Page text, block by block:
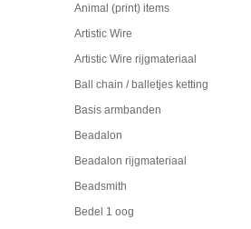
Animal (print) items
Artistic Wire
Artistic Wire rijgmateriaal
Ball chain / balletjes ketting
Basis armbanden
Beadalon
Beadalon rijgmateriaal
Beadsmith
Bedel 1 oog